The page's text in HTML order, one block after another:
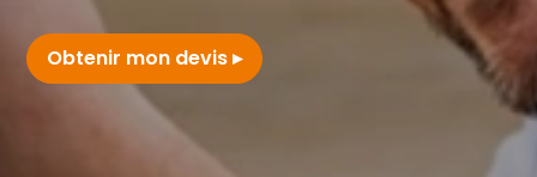
Obtenir mon devis